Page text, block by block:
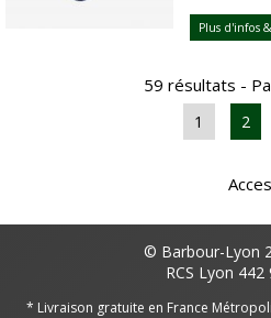
Plus d'infos
59 résultats -
1 2
© Barbour-Lyon
RCS Lyon 442
* Livraison gratuite en France